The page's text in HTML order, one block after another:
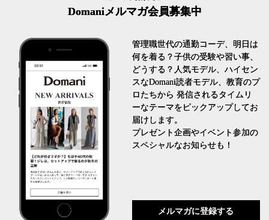
Domaniメルマガ会員募集中
管理職世代の通勤コーデ、明日は
何を着る？子供の受験や習い事、
どうする？人気モデル、ハイセン
スなDomani読者モデル、教育のプ
ロたちから 発信されるタイムリ
ーなテーマをピックアップしてお
届けします。
プレゼント企画やイベント参加の
スペシャルなお知らせも！
メルマガに登録する